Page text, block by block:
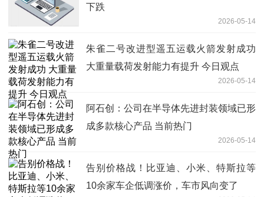
下跌
2026-05-14
朱雀二号改进型遥五运载火箭发射成功
大重量载荷发射能力有提升 今日观点
2026-05-14
阿石创：公司在半导体先进封装领域已形
成多款核心产品 当前热门
2026-05-14
告别价格战！比亚迪、小米、特斯拉等
10余家车企低调涨价，车市风向变了